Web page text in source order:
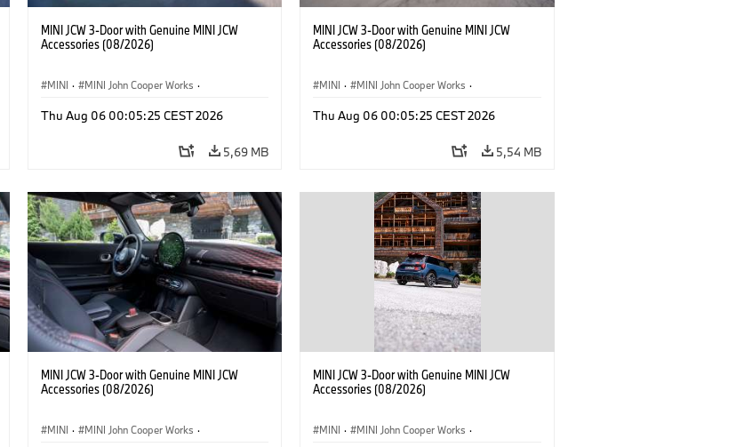
MINI JCW 3-Door with Genuine MINI JCW
Accessories (08/2026)
MINI · MINI John Cooper Works ·
Extras Opcionais, Acessórios
Thu Aug 06 00:05:25 CEST 2026
5,69 MB
MINI JCW 3-Door with Genuine MINI JCW
Accessories (08/2026)
MINI · MINI John Cooper Works ·
Extras Opcionais, Acessórios
Thu Aug 06 00:05:25 CEST 2026
5,54 MB
MINI JCW 3-Door with Genuine MINI JCW
Accessories (08/2026)
MINI · MINI John Cooper Works ·
MINI JCW 3-Door with Genuine MINI JCW
Accessories (08/2026)
MINI · MINI John Cooper Works ·